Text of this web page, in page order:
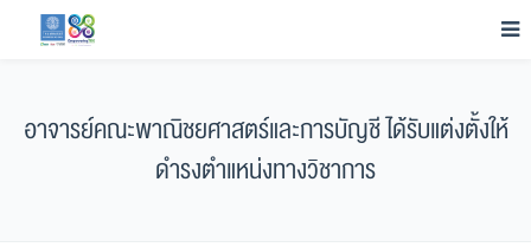
อาจารย์คณะพาณิชยศาสตร์และการบัญชี ได้รับแต่งตั้งให้
ดำรงตำแหน่งทางวิชาการ